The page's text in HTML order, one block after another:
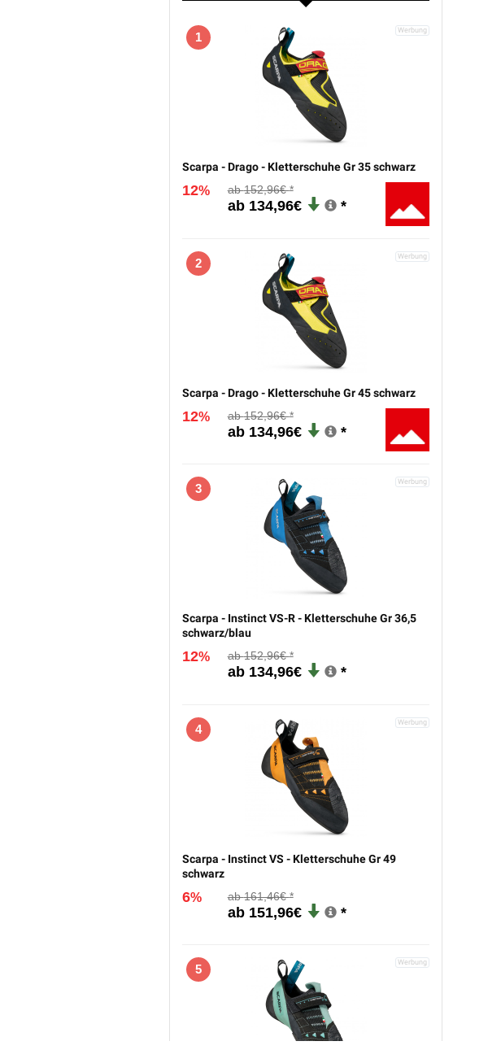
1
Scarpa - Drago - Kletterschuhe Gr 35 schwarz
12% 152,96€
134,96€
2
Scarpa - Drago - Kletterschuhe Gr 45 schwarz
12% 152,96€
134,96€
3
Scarpa - Instinct VS-R - Kletterschuhe Gr 36,5
schwarz/blau
12% 152,96€
134,96€
4
Scarpa - Instinct VS - Kletterschuhe Gr 49
schwarz
6% 161,46€
151,96€
5